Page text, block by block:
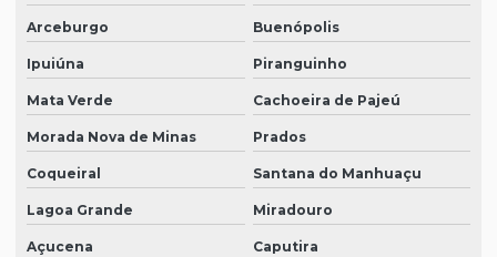
Arceburgo Buenópolis
Ipuiúna Piranguinho
Mata Verde Cachoeira de Pajeú
Morada Nova de Minas Prados
Coqueiral Santana do Manhuaçu
Lagoa Grande Miradouro
Açucena Caputira